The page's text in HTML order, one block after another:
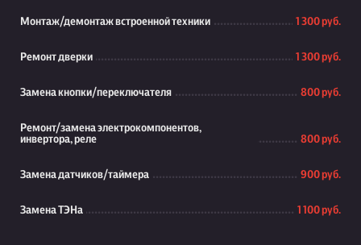
Монтаж/демонтаж встроенной техники 1 300 руб.
Ремонт дверки 1 300 руб.
Замена кнопки/переключателя 800 руб.
Ремонт/замена электрокомпонентов,
инвертора, реле
800 руб.
Замена датчиков/таймера 900 руб.
Замена ТЭНа 1 100 руб.